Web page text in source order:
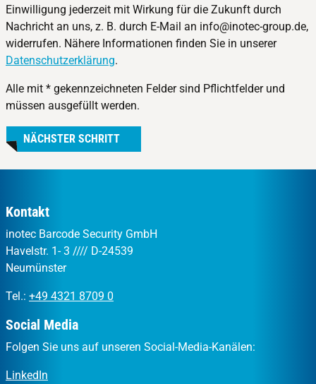
Einwilligung jederzeit mit Wirkung für die Zukunft durch
Nachricht an uns, z. B. durch E-Mail an info@inotec-group.de,
widerrufen. Nähere Informationen finden Sie in unserer
Datenschutzerklärung.
Alle mit * gekennzeichneten Felder sind Pflichtfelder und
müssen ausgefüllt werden.
NÄCHSTER SCHRITT
Kontakt
inotec Barcode Security GmbH
Havelstr. 1- 3 //// D-24539
Neumünster
Tel.: +49 4321 8709 0
Social Media
Folgen Sie uns auf unseren Social-Media-Kanälen:
LinkedIn